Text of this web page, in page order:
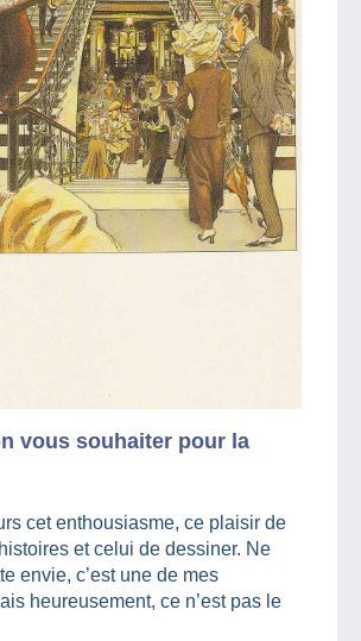
vous souhaiter pour la
cet enthousiasme, ce plaisir de
et celui de dessiner. Ne
envie, c’est une de mes
heureusement, ce n’est pas le